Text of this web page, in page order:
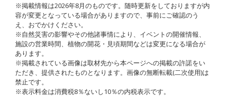
※掲載情報は2026年8月のものです。随時更新をしておりますが内
容が変更となっている場合がありますので、事前にご確認のう
え、おでかけください。
※自然災害の影響やその他諸事情により、イベントの開催情報、
施設の営業時間、植物の開花・見頃期間などは変更になる場合が
あります。
※掲載されている画像は取材先から本ページへの掲載の許諾をい
ただき、提供されたものとなります。画像の無断転載(二次使用)は
禁止です。
※表示料金は消費税8％ないし10％の内税表示です。